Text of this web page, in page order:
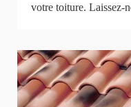
votre toiture. Laissez-